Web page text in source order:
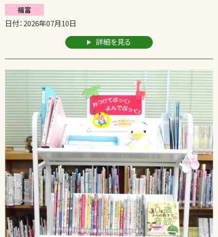
福富
日付：2026年07月10日
詳細を見る